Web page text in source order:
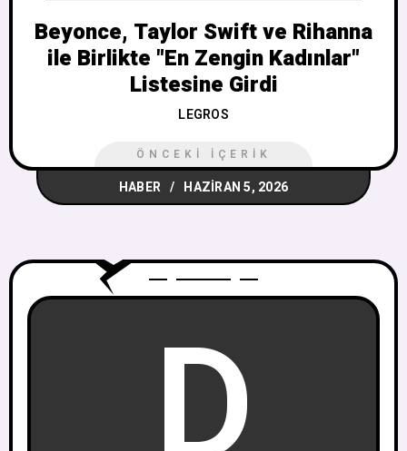
Beyonce, Taylor Swift ve Rihanna
ile Birlikte "En Zengin Kadınlar"
Listesine Girdi
LEGROS
ÖNCEKI İÇERIK
HABER HAZIRAN 5, 2026